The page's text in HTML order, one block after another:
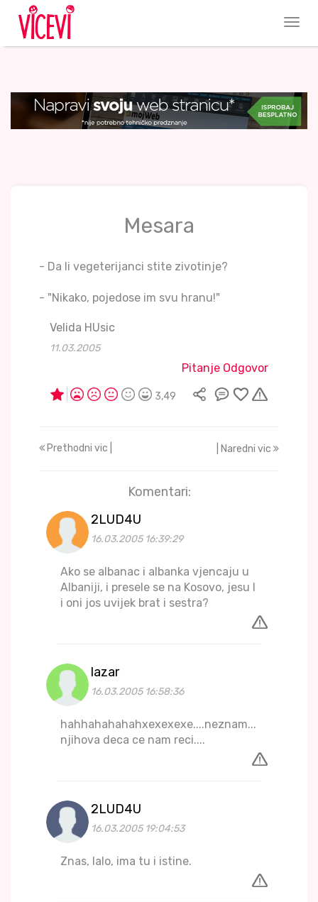
Mesara
- Da li vegeterijanci stite zivotinje?
- "Nikako, pojedose im svu hranu!"
Velida HUsic
11.03.2005
Pitanje Odgovor
3,49
Prethodni vic | | Naredni vic
Komentari:
2LUD4U
16.03.2005 16:39:29
Ako se albanac i albanka vjencaju u
Albaniji, i presele se na Kosovo, jesu l
i oni jos uvijek brat i sestra?
lazar
16.03.2005 16:58:36
hahhahahahahxexexexe....neznam...
njihova deca ce nam reci....
2LUD4U
16.03.2005 19:04:53
Znas, lalo, ima tu i istine.